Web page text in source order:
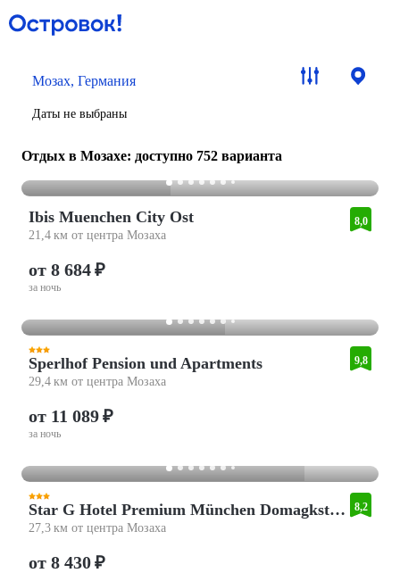
Мозах, Германия
Даты не выбраны
Отдых в Мозахе: доступно 752 варианта
Ibis Muenchen City Ost
21,4 км от центра Мозаха
8,0
от 8 684 ₽
за ночь
Sperlhof Pension und Apartments
29,4 км от центра Мозаха
9,8
от 11 089 ₽
за ночь
Star G Hotel Premium München Domagkstraße
27,3 км от центра Мозаха
8,2
от 8 430 ₽